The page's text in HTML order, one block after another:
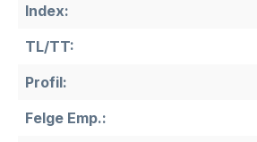
Index:
TL/TT:
Profil:
Felge Emp.: